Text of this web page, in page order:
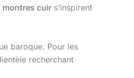
montres cuir s’inspirent
baroque. Pour les
recherchant